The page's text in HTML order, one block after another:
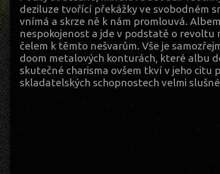
deziluze tvořící překážky ve svobodném
vnímá a skrze ně k nám promlouvá.
nespokojenost a jde v podstatě o revoltu
čelem k těmto nešvarům. Vše je
doom metalových konturách, které albu
skutečné charisma ovšem tkví v jeho citu
skladatelských schopnostech velmi